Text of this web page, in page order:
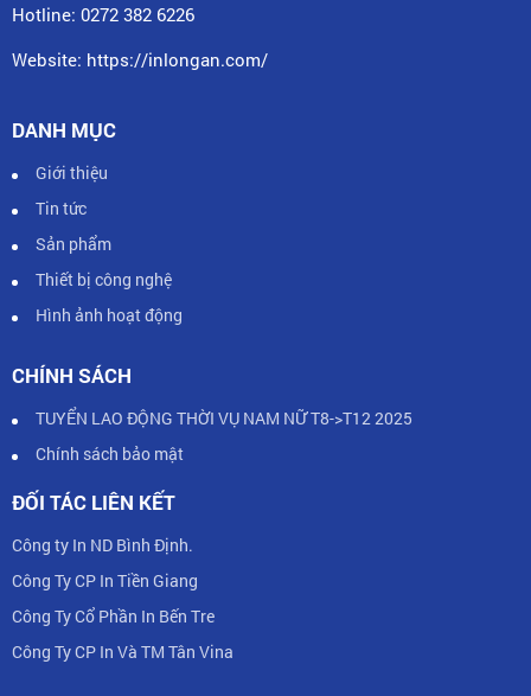
Hotline: 0272 382 6226
Website: https://inlongan.com/
DANH MỤC
Giới thiệu
Tin tức
Sản phẩm
Thiết bị công nghệ
Hình ảnh hoạt động
CHÍNH SÁCH
TUYỂN LAO ĐỘNG THỜI VỤ NAM NỮ T8->T12 2025
Chính sách bảo mật
ĐỐI TÁC LIÊN KẾT
Công ty In ND Bình Định.
Công Ty CP In Tiền Giang
Công Ty Cổ Phần In Bến Tre
Công Ty CP In Và TM Tân Vina